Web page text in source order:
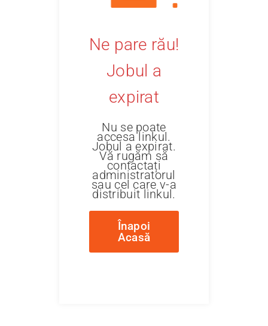
Ne pare rău!
Jobul a
expirat
Nu se poate
accesa linkul.
Jobul a expirat.
Vă rugăm să
contactați
administratorul
sau cel care v-a
distribuit linkul.
Înapoi
Acasă